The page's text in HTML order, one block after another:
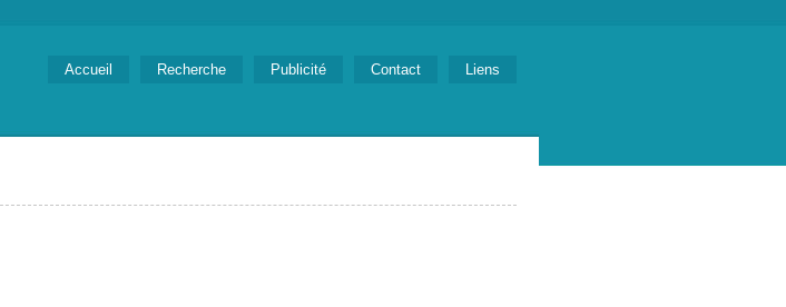
Accueil Recherche Publicité Contact Liens